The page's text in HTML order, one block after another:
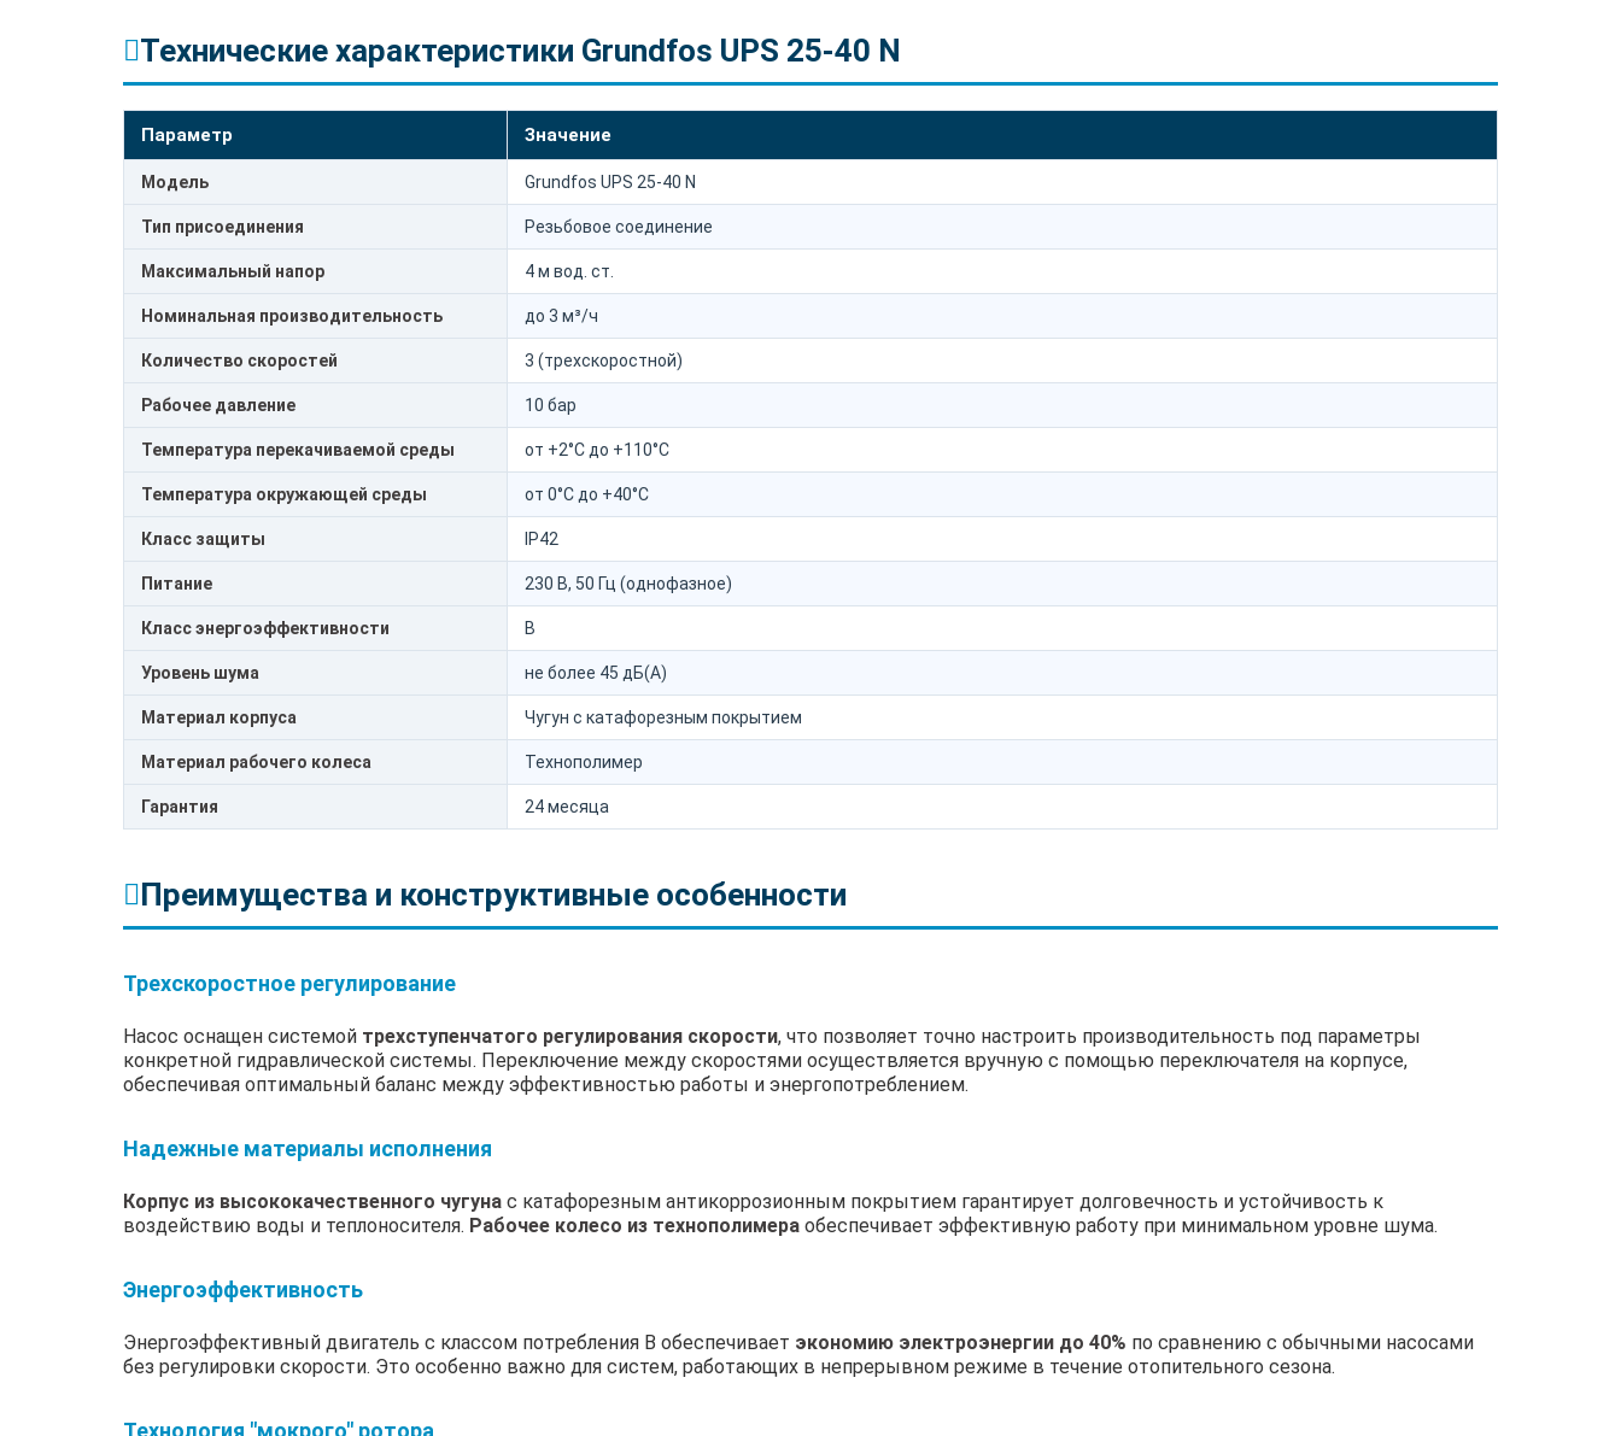
Технические характеристики Grundfos UPS 25-40 N
Параметр Значение
Модель Grundfos UPS 25-40 N
Тип присоединения Резьбовое соединение
Максимальный напор 4 м вод. ст.
Номинальная производительность до 3 м³/ч
Количество скоростей 3 (трехскоростной)
Рабочее давление 10 бар
Температура перекачиваемой среды от +2°C до +110°C
Температура окружающей среды от 0°C до +40°C
Класс защиты IP42
Питание 230 В, 50 Гц (однофазное)
Класс энергоэффективности В
Уровень шума не более 45 дБ(А)
Материал корпуса Чугун с катафорезным покрытием
Материал рабочего колеса Технополимер
Гарантия 24 месяца
Преимущества и конструктивные особенности
Трехскоростное регулирование
Насос оснащен системой трехступенчатого регулирования скорости, что позволяет точно настроить производительность под параметры
конкретной гидравлической системы. Переключение между скоростями осуществляется вручную с помощью переключателя на корпусе,
обеспечивая оптимальный баланс между эффективностью работы и энергопотреблением.
Надежные материалы исполнения
Корпус из высококачественного чугуна с катафорезным антикоррозионным покрытием гарантирует долговечность и устойчивость к
воздействию воды и теплоносителя. Рабочее колесо из технополимера обеспечивает эффективную работу при минимальном уровне шума.
Энергоэффективность
Энергоэффективный двигатель с классом потребления В обеспечивает экономию электроэнергии до 40% по сравнению с обычными насосами
без регулировки скорости. Это особенно важно для систем, работающих в непрерывном режиме в течение отопительного сезона.
Технология "мокрого" ротора